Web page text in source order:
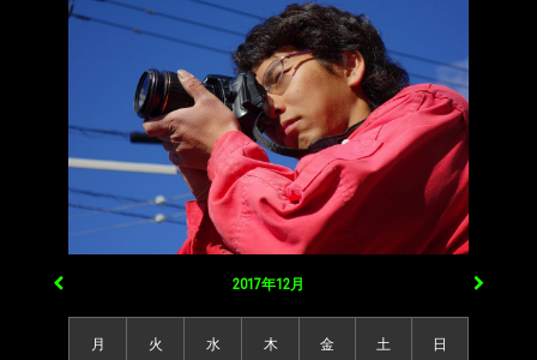
2017年12月
月 火 水 木 金 土 日